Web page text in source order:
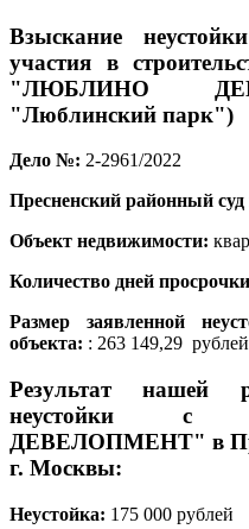
Взыскание
участия в
"ЛЮБЛИНО
"Люблинский парк")
Дело №: 2-2961/2022
Пресненский районный
Объект недвижимости:
Количество дней
Размер заявленной
объекта: : 263 149,29 рублей
Результат нашей
неустойки с
ДЕВЕЛОПМЕНТ" в
г. Москвы:
Неустойка: 175 000 рублей